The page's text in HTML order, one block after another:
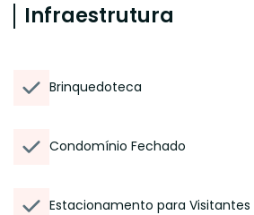
Infraestrutura
Brinquedoteca
Condomínio Fechado
Estacionamento para Visitantes